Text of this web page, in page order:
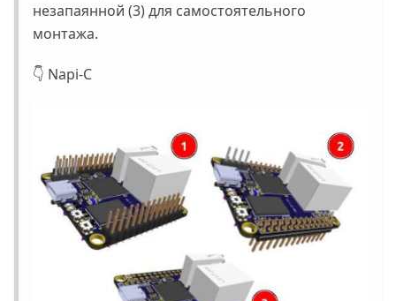
незапаянной (3) для самостоятельного
монтажа.
👇 Napi-C